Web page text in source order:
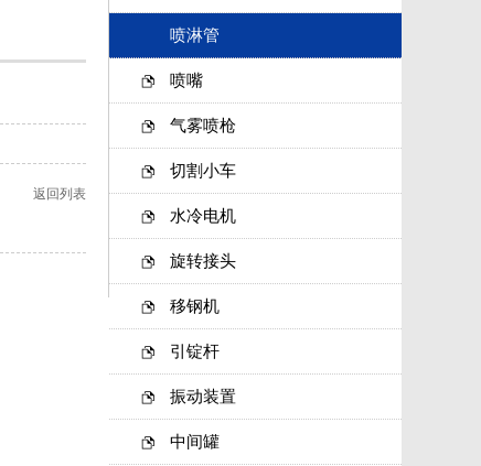
喷淋管
喷嘴
气雾喷枪
切割小车
水冷电机
旋转接头
移钢机
引锭杆
振动装置
中间罐
返回列表